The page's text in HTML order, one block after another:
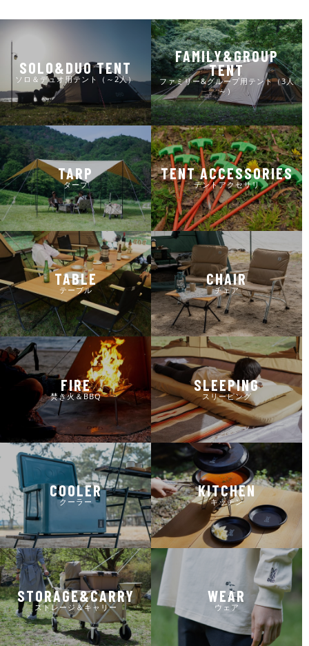
SOLO&DUO TENT
ソロ＆デュオ用テント（～2人）
FAMILY&GROUP
TENT
ファミリー&グループ用テント（3人
～）
TARP
タープ
TENT ACCESSORIES
テントアクセサリ
TABLE
テーブル
CHAIR
チェア
FIRE
焚き火＆BBQ
SLEEPING
スリーピング
COOLER
クーラー
KITCHEN
キッチン
STORAGE&CARRY
ストレージ＆キャリー
WEAR
ウェア